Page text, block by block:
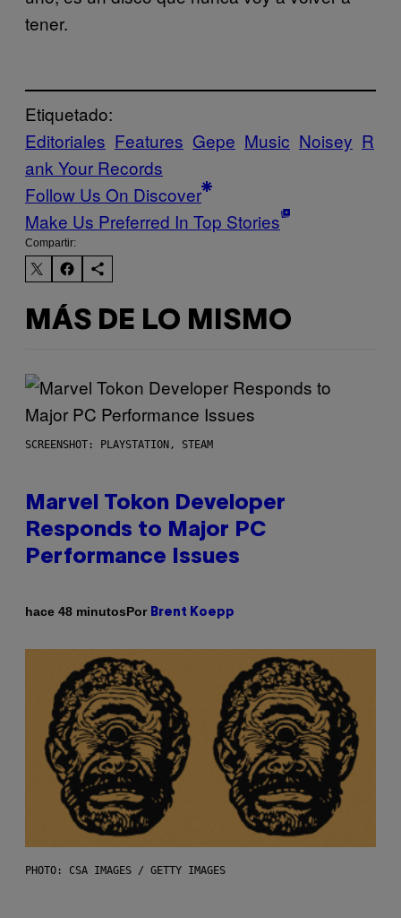
tener.
Etiquetado:
Editoriales Features Gepe Music Noisey R
ank Your Records
Follow Us On Discover
Make Us Preferred In Top Stories
Compartir:
MÁS DE LO MISMO
SCREENSHOT: PLAYSTATION, STEAM
Marvel Tokon Developer
Responds to Major PC
Performance Issues
hace 48 minutosPor Brent Koepp
PHOTO: CSA IMAGES / GETTY IMAGES